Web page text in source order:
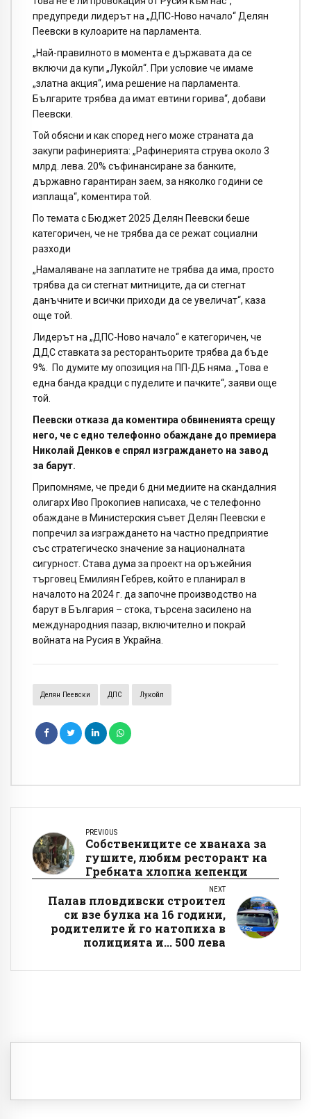
предупреди лидерът на „ДПС-Ново начало“ Делян
Пеевски в кулоарите на парламента.
„Най-правилното в момента е държавата да се
включи да купи „Лукойл“. При условие че имаме
„златна акция“, има решение на парламента.
Българите трябва да имат евтини горива“, добави
Пеевски.
Той обясни и как според него може страната да
закупи рафинерията: „Рафинерията струва около 3
млрд. лева. 20% съфинансиране за банките,
държавно гарантиран заем, за няколко години се
изплаща“, коментира той.
По темата с Бюджет 2025 Делян Пеевски беше
категоричен, че не трябва да се режат социални
разходи
„Намаляване на заплатите не трябва да има, просто
трябва да си стегнат митниците, да си стегнат
данъчните и всички приходи да се увеличат“, каза
още той.
Лидерът на „ДПС-Ново начало“ е категоричен, че
ДДС ставката за ресторантьорите трябва да бъде
9%. По думите му опозиция на ПП-ДБ няма. „Това е
една банда крадци с пуделите и пачките“, заяви още
той.
Пеевски отказа да коментира обвиненията срещу
него, че с едно телефонно обаждане до премиера
Николай Денков е спрял изграждането на завод
за барут.
Припомняме, че преди 6 дни медиите на скандалния
олигарх Иво Прокопиев написаха, че с телефонно
обаждане в Министерския съвет Делян Пеевски е
попречил за изграждането на частно предприятие
със стратегическо значение за националната
сигурност. Става дума за проект на оръжейния
търговец Емилиян Гебрев, който е планирал в
началото на 2024 г. да започне производство на
барут в България – стока, търсена засилено на
международния пазар, включително и покрай
войната на Русия в Украйна.
Делян Пеевски ДПС Лукойл
PREVIOUS
Собствениците се хванаха за
гушите, любим ресторант на
Гребната хлопна кепенци
NEXT
Палав пловдивски строител
си взе булка на 16 години,
родителите й го натопиха в
полицията и... 500 лева